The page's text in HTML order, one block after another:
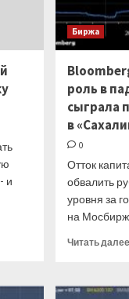
и
Биржа
роль в
сыграла
в
0
Отток
обвалить
уровня за
на
Читать далее